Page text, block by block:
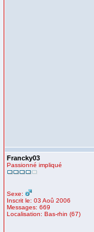
Francky03
Passionné impliqué
Sexe:
Inscrit le: 03 Aoû 2006
Messages: 669
Localisation: Bas-rhin (67)